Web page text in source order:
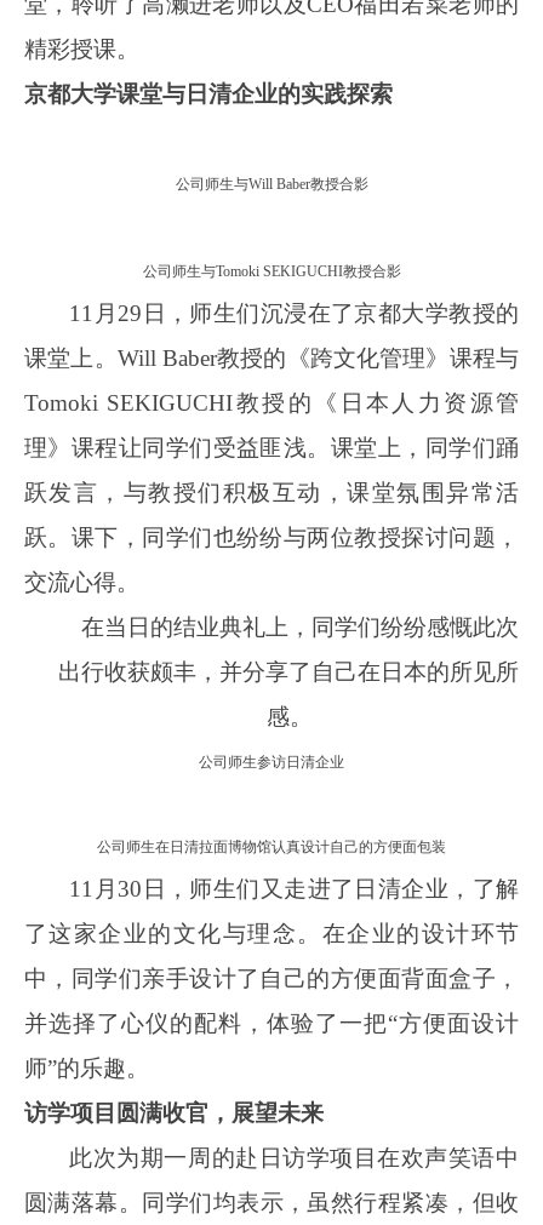
精彩授课。
京都大学课堂与日清企业的实践探索
公司师生与Will Baber教授合影
公司师生与Tomoki SEKIGUCHI教授合影
11月29日，师生们沉浸在了京都大学教授的
课堂上。Will Baber教授的《跨文化管理》课程与
Tomoki SEKIGUCHI教授的《日本人力资源管
理》课程让同学们受益匪浅。课堂上，同学们踊
跃发言，与教授们积极互动，课堂氛围异常活
跃。课下，同学们也纷纷与两位教授探讨问题，
交流心得。
在当日的结业典礼上，同学们纷纷感慨此次
出行收获颇丰，并分享了自己在日本的所见所
感。
公司师生参访日清企业
公司师生在日清拉面博物馆认真设计自己的方便面包装
11 月30 日 ，师生们又走进了日清企业，了解
了这家企业的文化与理念。在企业的设计环节
中，同学们亲手设计了自己的方便面背面盒子，
并选择了心仪的配料，体验了一把“方便面设计
师”的乐趣。
访学项目 圆满收官，展望未来
此次为期一周的赴日访学项目在欢声笑语中
圆满落幕。同学们均表示，虽然行程紧凑，但收